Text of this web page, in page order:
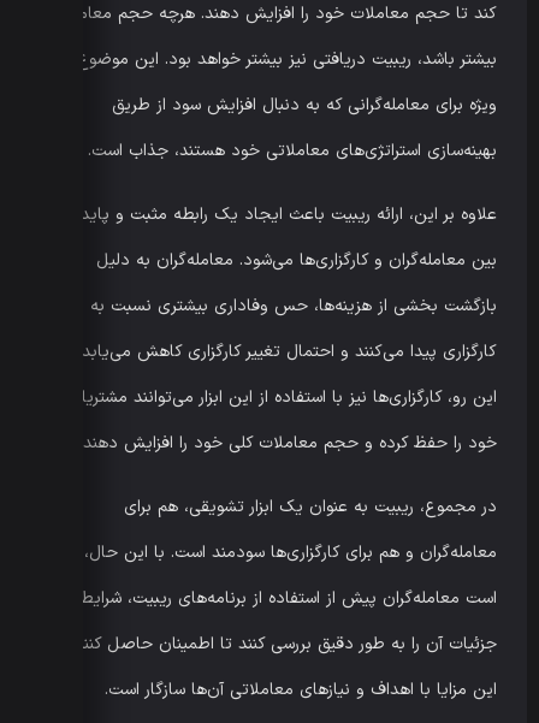
کند تا حجم معاملات خود را افزایش دهند. هرچه حجم معاملات
بیشتر باشد، ریبیت دریافتی نیز بیشتر خواهد بود. این موضوع به
ویژه برای معامله‌گرانی که به دنبال افزایش سود از طریق
بهینه‌سازی استراتژی‌های معاملاتی خود هستند، جذاب است.
علاوه بر این، ارائه ریبیت باعث ایجاد یک رابطه مثبت و پایدار
بین معامله‌گران و کارگزاری‌ها می‌شود. معامله‌گران به دلیل
بازگشت بخشی از هزینه‌ها، حس وفاداری بیشتری نسبت به
کارگزاری پیدا می‌کنند و احتمال تغییر کارگزاری کاهش می‌یابد. از
این رو، کارگزاری‌ها نیز با استفاده از این ابزار می‌توانند مشتریان
خود را حفظ کرده و حجم معاملات کلی خود را افزایش دهند.
در مجموع، ریبیت به عنوان یک ابزار تشویقی، هم برای
معامله‌گران و هم برای کارگزاری‌ها سودمند است. با این حال، لازم
است معامله‌گران پیش از استفاده از برنامه‌های ریبیت، شرایط و
جزئیات آن را به طور دقیق بررسی کنند تا اطمینان حاصل کنند که
این مزایا با اهداف و نیازهای معاملاتی آن‌ها سازگار است.